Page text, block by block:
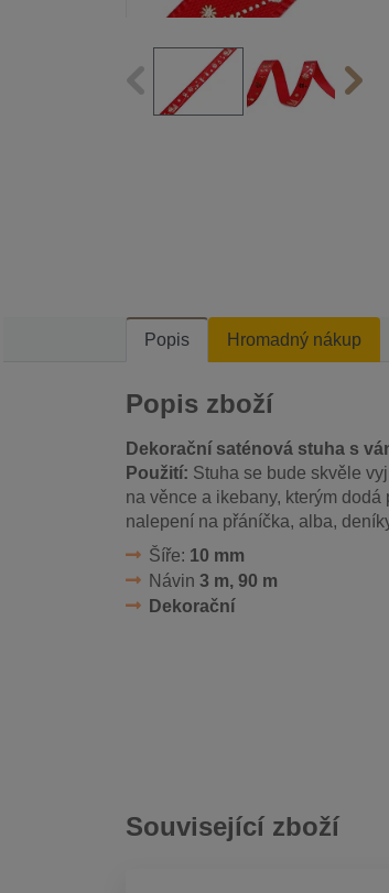
Popis Hromadný nákup
Popis zboží
Dekorační saténová stuha s
Použití: Stuha se bude skvěle
na věnce a ikebany, kterým
nalepení na přáníčka, alba,
Šíře: 10 mm
Návin 3 m, 90 m
Dekorační
Související zboží